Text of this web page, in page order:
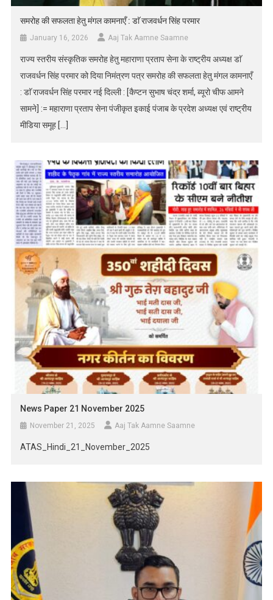
समरोह की सफलता हेतु मंगल कामनाएँ : डाॅ राजवर्धन सिंह परमार
January 16, 2026 Aaj Tak Aamne Saamne
राज्य स्तरीय संस्कृतिक समरोह हेतु महाराणा प्रताप सेना के राष्ट्रीय अध्यक्ष डाॅ
राजवर्धन सिंह परमार को दिया निमंत्रण पत्र समरोह की सफलता हेतु मंगल कामनाएँ
: डाॅ राजवर्धन सिंह परमार नई दिल्ली : [कैप्टन सुभाष चंद्र शर्मा, ब्यूरो चीफ आमने
सामने] := महाराणा प्रताप सेना पंजीकृत इकाई पंजाब के प्रदेश अध्यक्ष एवं राष्ट्रीय
मीडिया समूह […]
News Paper 21 November 2025
November 21, 2025 Aaj Tak Aamne Saamne
ATAS_Hindi_21_November_2025